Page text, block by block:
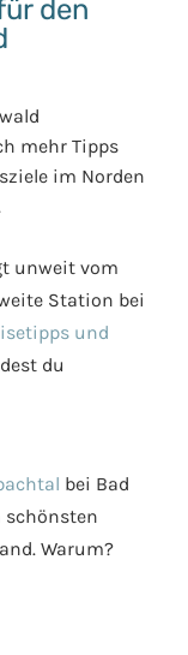
den
mehr Tipps
im Norden
unweit vom
Station bei
und
du
bei Bad
schönsten
Warum?